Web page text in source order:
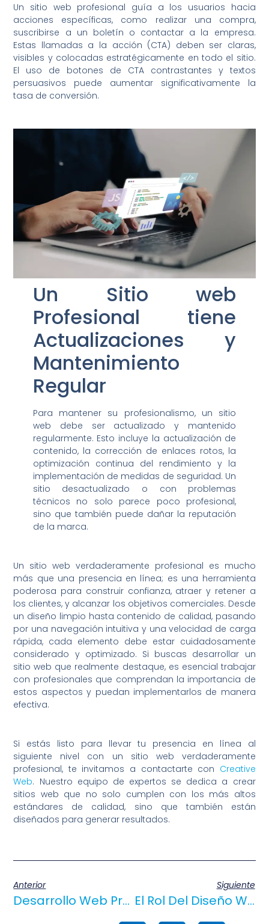
Un sitio web profesional guía a los usuarios hacia
acciones específicas, como realizar una compra,
suscribirse a un boletín o contactar a la empresa.
Estas llamadas a la acción (CTA) deben ser claras,
visibles y colocadas estratégicamente en todo el sitio.
El uso de botones de CTA contrastantes y textos
persuasivos puede aumentar significativamente la
tasa de conversión.
Un Sitio web
Profesional tiene
Actualizaciones y
Mantenimiento
Regular
Para mantener su profesionalismo, un sitio
web debe ser actualizado y mantenido
regularmente. Esto incluye la actualización de
contenido, la corrección de enlaces rotos, la
optimización continua del rendimiento y la
implementación de medidas de seguridad. Un
sitio desactualizado o con problemas
técnicos no solo parece poco profesional,
sino que también puede dañar la reputación
de la marca.
Un sitio web verdaderamente profesional es mucho
más que una presencia en línea; es una herramienta
poderosa para construir confianza, atraer y retener a
los clientes, y alcanzar los objetivos comerciales. Desde
un diseño limpio hasta contenido de calidad, pasando
por una navegación intuitiva y una velocidad de carga
rápida, cada elemento debe estar cuidadosamente
considerado y optimizado. Si buscas desarrollar un
sitio web que realmente destaque, es esencial trabajar
con profesionales que comprendan la importancia de
estos aspectos y puedan implementarlos de manera
efectiva.
Si estás listo para llevar tu presencia en línea al
siguiente nivel con un sitio web verdaderamente
profesional, te invitamos a contactarte con Creative
Web. Nuestro equipo de expertos se dedica a crear
sitios web que no solo cumplen con los más altos
estándares de calidad, sino que también están
diseñados para generar resultados.
Anterior
Desarrollo Web Profesional: La Importancia Del Código Limpio Y Eficiente
Siguiente
El Rol Del Diseño Web Personalizado En La Identidad De Marca